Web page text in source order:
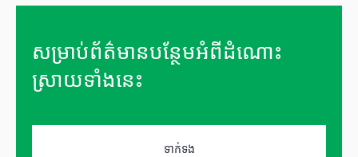
សម្រាប់ព័ត៌មានបន្ថែមអំពីដំណោះ
ស្រាយទាំងនេះ
ទាក់ទង